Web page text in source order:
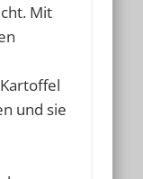
Mit
und sie